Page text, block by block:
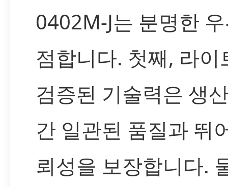
0402M-J는 분명한
점합니다. 첫째, 라이
검증된 기술력은 생
간 일관된 품질과 뛰
뢰성을 보장합니다.